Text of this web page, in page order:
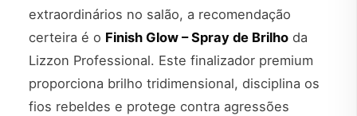
extraordinários no salão, a recomendação
certeira é o Finish Glow – Spray de Brilho da
Lizzon Professional. Este finalizador premium
proporciona brilho tridimensional, disciplina os
fios rebeldes e protege contra agressões